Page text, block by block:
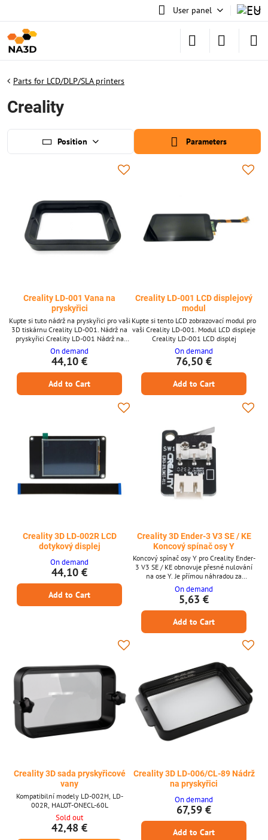
User panel
Parts for LCD/DLP/SLA printers
Creality
Position Parameters
Creality LD-001 Vana na
pryskyřici
Kupte si tuto nádrž na pryskyřici pro vaši
3D tiskárnu Creality LD-001. Nádrž na
pryskyřici Creality LD-001 Nádrž na
pryskyřici Vhodné pro Creality LD-001
On demand
44,10 €
Add to Cart
Creality LD-001 LCD displejový
modul
Kupte si tento LCD zobrazovací modul pro
vaši Creality LD-001. Modul LCD displeje
Creality LD-001 LCD displej
On demand
76,50 €
Add to Cart
Creality 3D LD-002R LCD
dotykový displej
On demand
44,10 €
Add to Cart
Creality 3D Ender-3 V3 SE / KE
Koncový spínač osy Y
Koncový spínač osy Y pro Creality Ender-
3 V3 SE / KE obnovuje přesné nulování
na ose Y. Je přímou náhradou za
opotřebené nebo poškozené koncové
spínače a dodává se připravený k
instalaci, takže se můžete bez problémů
vrátit ke spolehlivým tiskům. Klíčové
vlastnosti * Kompatibilní s Ender-3 V3 SE
a Ender-3 V3 KE * Obnovuje přesné
nulování osy Y a detekci koncového
On demand
5,63 €
Add to Cart
Creality 3D sada pryskyřicové
vany
Kompatibilní modely LD-002H, LD-
002R, HALOT-ONECL-60L
Sold out
42,48 €
Creality 3D LD-006/CL-89 Nádrž
na pryskyřici
On demand
67,59 €
Add to Cart